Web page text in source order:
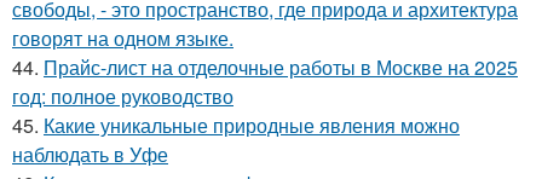
свободы, - это пространство, где природа и архитектура
говорят на одном языке.
44. Прайс-лист на отделочные работы в Москве на 2025
год: полное руководство
45. Какие уникальные природные явления можно
наблюдать в Уфе